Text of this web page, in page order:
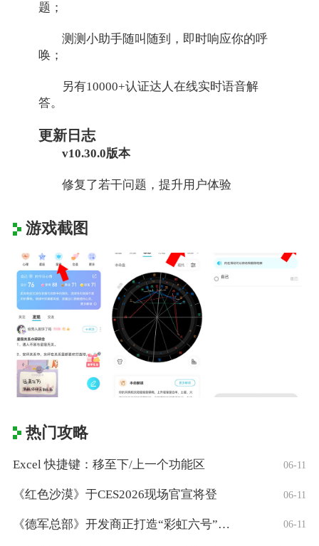
题；
测测小助手随叫随到，即时响应你的呼
唤；
另有10000+认证达人在线实时语音解
答。
更新日志
v10.30.0版本
修复了若干问题，提升用户体验
游戏截图
热门攻略
Excel 快捷键：移至下/上一个功能区 06-11
《红色沙漠》于CES2026现场官宣将登 06-11
《德军总部》开发商正打造“彩虹六号”风格 06-11